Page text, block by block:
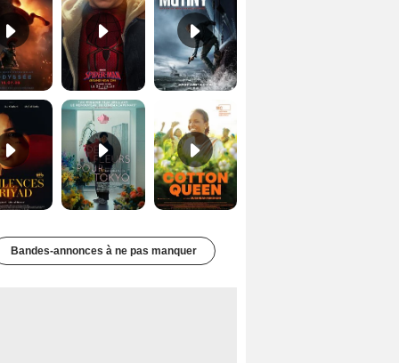
Les Silences de Riyad Bande-annonce VO STFR Cotton Queen Bande-annonce VO STFR
Bandes-annonces à ne pas manquer